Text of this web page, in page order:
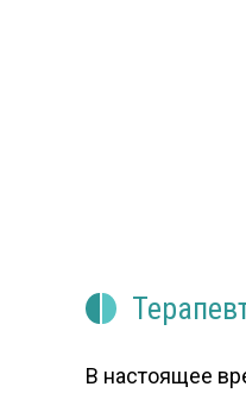
В настоящее